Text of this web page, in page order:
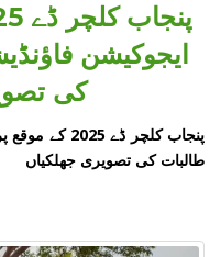
ایجوکیشن
کی
پنجاب کلچر
طالبات کی تصویری جھلکیاں